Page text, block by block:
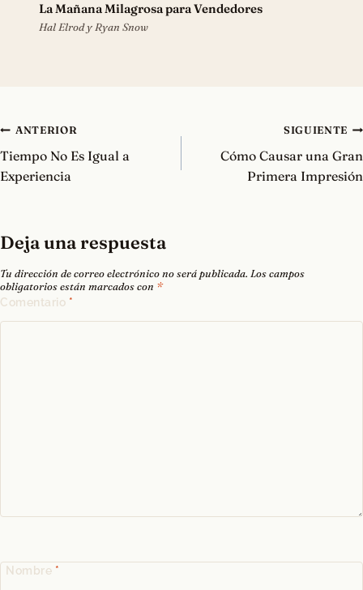
La Mañana Milagrosa para Vendedores
Hal Elrod y Ryan Snow
Navegación
de
entradas
ANTERIOR
Tiempo No Es Igual a
Experiencia
SIGUIENTE
Cómo Causar una Gran
Primera Impresión
Deja una respuesta
Tu dirección de correo electrónico no será publicada. Los campos
obligatorios están marcados con *
Comentario *
Nombre *